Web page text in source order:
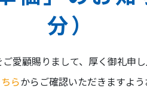
分）
愛顧賜りまして、厚く御礼申し
らからご確認いただきますよう